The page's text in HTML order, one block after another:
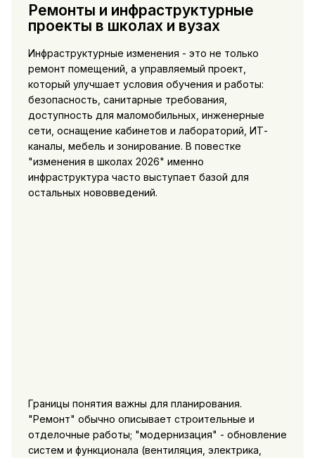
Ремонты и инфраструктурные
проекты в школах и вузах
Инфраструктурные изменения - это не только
ремонт помещений, а управляемый проект,
который улучшает условия обучения и работы:
безопасность, санитарные требования,
доступность для маломобильных, инженерные
сети, оснащение кабинетов и лабораторий, ИТ-
каналы, мебель и зонирование. В повестке
"изменения в школах 2026" именно
инфраструктура часто выступает базой для
остальных нововведений.
Границы понятия важны для планирования.
"Ремонт" обычно описывает строительные и
отделочные работы; "модернизация" - обновление
систем и функционала (вентиляция, электрика,